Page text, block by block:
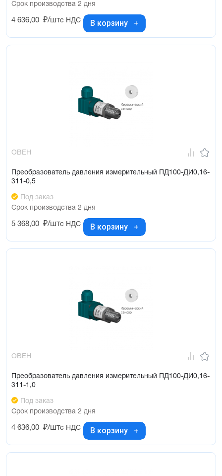
Срок производства 2 дня
4 636,00 ₽/штс НДС В корзину
ОВЕН
Преобразователь давления измерительный ПД100-ДИ0,16-
311-0,5
Под заказ
Срок производства 2 дня
5 368,00 ₽/штс НДС В корзину
ОВЕН
Преобразователь давления измерительный ПД100-ДИ0,16-
311-1,0
Под заказ
Срок производства 2 дня
4 636,00 ₽/штс НДС В корзину